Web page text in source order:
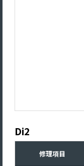
Di2
修理項目